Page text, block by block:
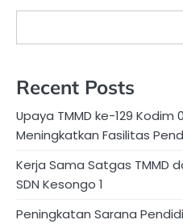
Recent Posts
Upaya TMMD ke-129
Meningkatkan Fasilitas
Kerja Sama Satgas TMMD
SDN Kesongo 1
Peningkatan Sarana